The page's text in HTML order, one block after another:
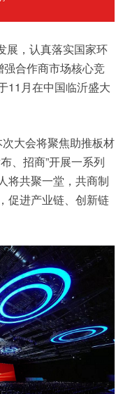
展，认真落实国家环
强合作商市场核心竞
11月在中国临沂盛大
大会将聚焦助推板材
、招商”开展一系列
将共聚一堂，共商制
促进产业链、创新链